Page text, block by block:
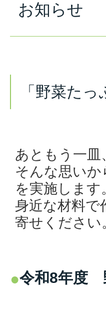
お知らせ
「野菜た
あともう一
そんな思い
を実施します
身近な材料で
寄せください
令和8年度